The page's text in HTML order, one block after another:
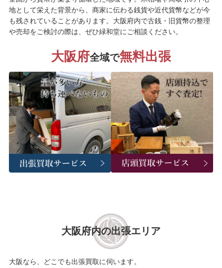
地として栄えた背景から、商家に伝わる銭貨や近代貨幣などが今
も残されていることがあります。大阪府内で古銭・旧貨幣の整理
や売却をご検討の際は、ぜひ緑和堂にご相談ください。
大阪府全域で無料出張
大阪府内の出張エリア
大阪なら、どこでも出張買取に伺います。